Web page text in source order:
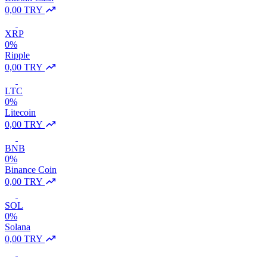
0,00 TRY
XRP
0%
Ripple
0,00 TRY
LTC
0%
Litecoin
0,00 TRY
BNB
0%
Binance Coin
0,00 TRY
SOL
0%
Solana
0,00 TRY